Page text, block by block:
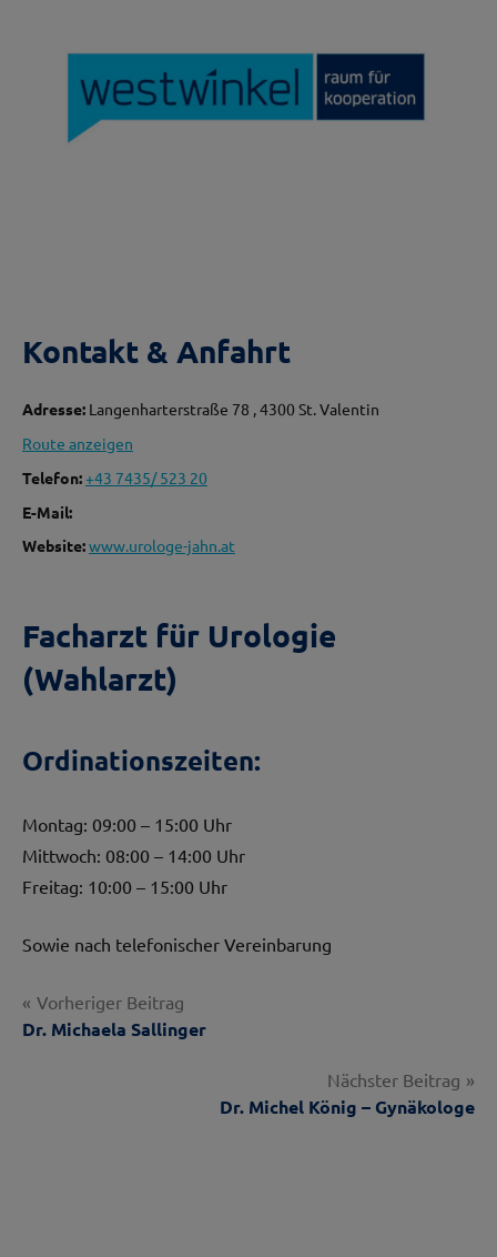
Kontakt & Anfahrt
Adresse: Langenharterstraße 78 , 4300 St. Valentin
Route anzeigen
Telefon:+43 7435/ 523 20
E-Mail:
Website:www.urologe-jahn.at
Facharzt für Urologie
(Wahlarzt)
Ordinationszeiten:
Montag: 09:00 – 15:00 Uhr
Mittwoch: 08:00 – 14:00 Uhr
Freitag: 10:00 – 15:00 Uhr
Sowie nach telefonischer Vereinbarung
Beitragsnavigation
Vorheriger Beitrag
Dr. Michaela Sallinger
Nächster Beitrag
Dr. Michel König – Gynäkologe